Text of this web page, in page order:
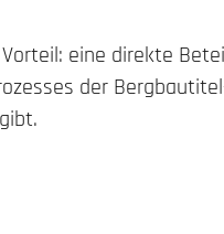
eine direkte
der